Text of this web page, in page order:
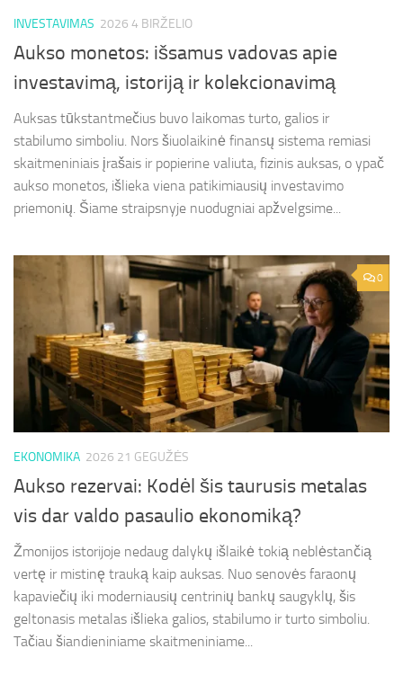
INVESTAVIMAS 2026 4 BIRŽELIO
Aukso monetos: išsamus vadovas apie
investavimą, istoriją ir kolekcionavimą
Auksas tūkstantmečius buvo laikomas turto, galios ir
stabilumo simboliu. Nors šiuolaikinė finansų sistema remiasi
skaitmeniniais įrašais ir popierine valiuta, fizinis auksas, o ypač
aukso monetos, išlieka viena patikimiausių investavimo
priemonių. Šiame straipsnyje nuodugniai apžvelgsime...
0
EKONOMIKA 2026 21 GEGUŽĖS
Aukso rezervai: Kodėl šis taurusis metalas
vis dar valdo pasaulio ekonomiką?
Žmonijos istorijoje nedaug dalykų išlaikė tokią neblėstančią
vertę ir mistinę trauką kaip auksas. Nuo senovės faraonų
kapaviečių iki moderniausių centrinių bankų saugyklų, šis
geltonasis metalas išlieka galios, stabilumo ir turto simboliu.
Tačiau šiandieniniame skaitmeniniame...